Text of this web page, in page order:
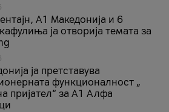
A1 Македонија и 6
ја отворија темата за
ја претставува
функционалност „
пријател“ за А1 Алфа